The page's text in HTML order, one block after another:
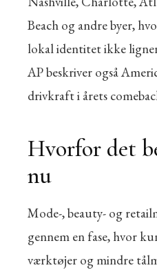
Beach og andre byer,
lokal identitet ikke
AP beskriver også
drivkraft i årets
Hvorfor det
nu
Mode-, beauty- og
gennem en fase, hvor
værktøjer og mindre